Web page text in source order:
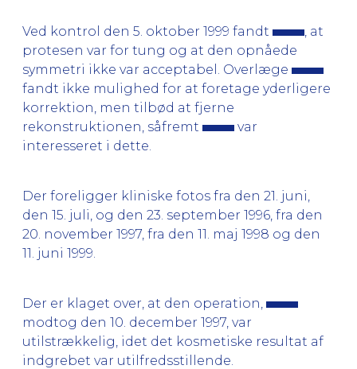
Ved kontrol den 5. oktober 1999 fandt
, at
protesen var for tung og at den opnåede
symmetri ikke var acceptabel. Overlæge
fandt ikke mulighed for at foretage yderligere
korrektion, men tilbød at fjerne
rekonstruktionen, såfremt
var
interesseret i dette.
Der foreligger kliniske fotos fra den 21. juni,
den 15. juli, og den 23. september 1996, fra den
20. november 1997, fra den 11. maj 1998 og den
11. juni 1999.
Der er klaget over, at den operation,
modtog den 10. december 1997, var
utilstrækkelig, idet det kosmetiske resultat af
indgrebet var utilfredsstillende.